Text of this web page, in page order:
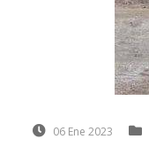
06 Ene 2023